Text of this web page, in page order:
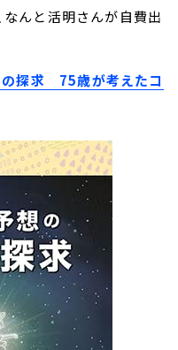
んと活明さんが自費出
の探求 75歳が考えたコ